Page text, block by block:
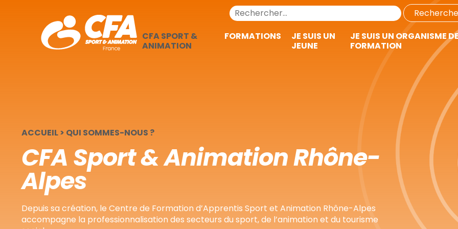
CFA SPORT &
ANIMATION
FORMATIONS
JE SUIS UN
JEUNE
JE SUIS UN ORGANISME
FORMATION
ACCUEIL> QUI SOMMES-NOUS ?
CFA Sport & Animation Rhône-
Alpes
Depuis sa création, le Centre de Formation d’Apprentis Sport et Animation Rhône-Alpes
accompagne la professionnalisation des secteurs du sport, de l’animation et du tourisme